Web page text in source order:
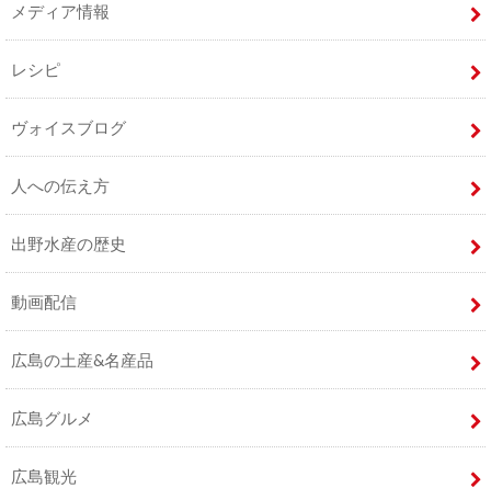
メディア情報
レシピ
ヴォイスブログ
人への伝え方
出野水産の歴史
動画配信
広島の土産&名産品
広島グルメ
広島観光